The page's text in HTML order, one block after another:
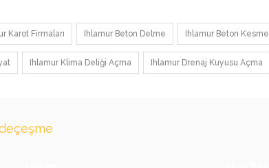
Karot Firmaları Ihlamur Beton Delme Ihlamur Beton Kesme
Ihlamur Klima Deliği Açma Ihlamur Drenaj Kuyusu Açma